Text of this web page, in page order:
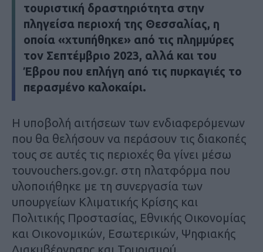
τουριστική δραστηριότητα στην
πληγείσα περιοχή της Θεσσαλίας, η
οποία «χτυπήθηκε» από τις πλημμύρες
τον Σεπτέμβριο 2023, αλλά και του
Έβρου που επλήγη από τις πυρκαγιές το
περασμένο καλοκαίρι.
Η υποβολή αιτήσεων των ενδιαφερόμενων
που θα θελήσουν να περάσουν τις διακοπές
τους σε αυτές τις περιοχές θα γίνει μέσω
τουvouchers.gov.gr. στη πλατφόρμα που
υλοποιήθηκε με τη συνεργασία των
υπουργείων Κλιματικής Κρίσης και
Πολιτικής Προστασίας, Εθνικής Οικονομίας
και Οικονομικών, Εσωτερικών, Ψηφιακής
Διακυβέρνησης και Τουρισμού.